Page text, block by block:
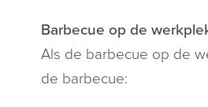
Barbecue op de
Als de barbecue op de
de barbecue: